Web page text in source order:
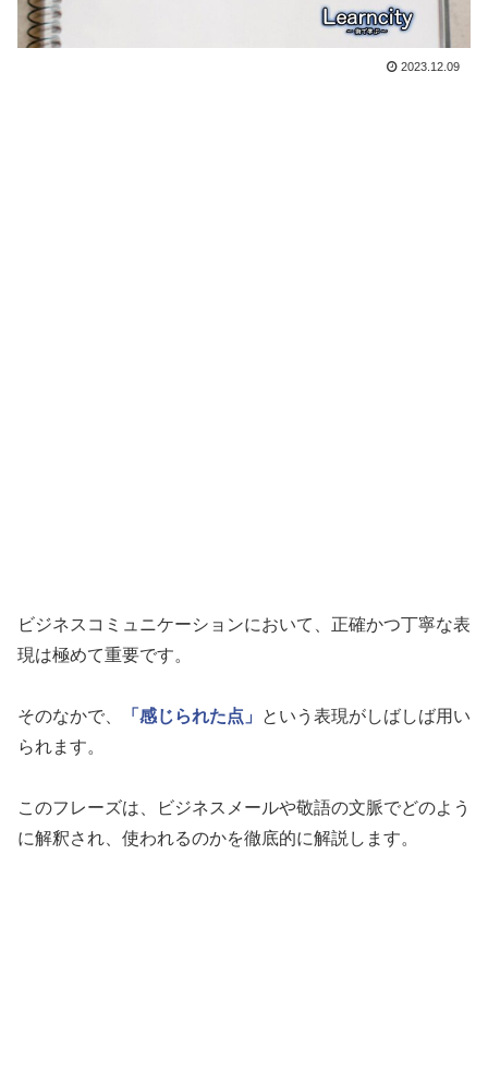
2023.12.09
ビジネスコミュニケーションにおいて、正確かつ丁寧な表
現は極めて重要です。
そのなかで、 「感じられた点」
という表現がしばしば用い
られます。
このフレーズは、ビジネスメールや敬語の文脈でどのよう
に解釈され、使われるのかを徹底的に解説します。